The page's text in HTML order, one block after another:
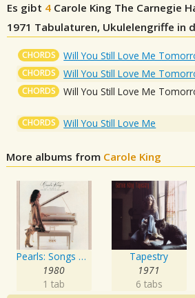
Es gibt 4 Carole King The Carnegie
1971 Tabulaturen, Ukulelengriffe in
CHORDS Will You Still Love Me
CHORDS Will You Still Love Me
CHORDS Will You Still Love Me
CHORDS Will You Still Love Me
More albums from Carole King
Pearls: Songs of Goffin & King
1980
1 tab
Tapestry
1971
6 tabs